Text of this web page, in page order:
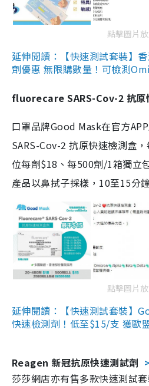
點擊圖片
延伸閱讀：【快速測試套裝】
劑優惠 無限購數量！可檢測
fluorecare SARS-Cov-2 抗原
口罩品牌Good Mask在官方
SARS-Cov-2 抗原快速檢測盒
位每劑$18、每500劑/1箱獨立
產品以鼻拭子採樣，10至15分
點擊圖片
延伸閱讀：【快速測試套裝】
快速檢測劑！低至$15/支 獲歐
Reagen 新冠抗原快速測試劑
莎莎網店亦有售多款快速測試